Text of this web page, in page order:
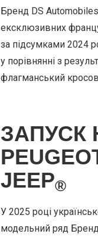
Бренд DS
ексклюзивних
за підсумками 2024
у порівнянні з
флагманський
ЗАПУСК
JEEP®
У 2025 році
модельний ряд